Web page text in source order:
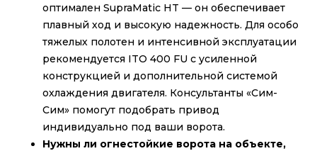
оптимален SupraMatic HT — он обеспечивает
плавный ход и высокую надежность. Для особо
тяжелых полотен и интенсивной эксплуатации
рекомендуется ITO 400 FU с усиленной
конструкцией и дополнительной системой
охлаждения двигателя. Консультанты «Сим-
Сим» помогут подобрать привод
индивидуально под ваши ворота.
Нужны ли огнестойкие ворота на объекте,